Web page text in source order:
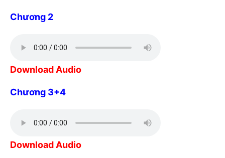
Chương 2
Download Audio
Chương 3+4
Download Audio